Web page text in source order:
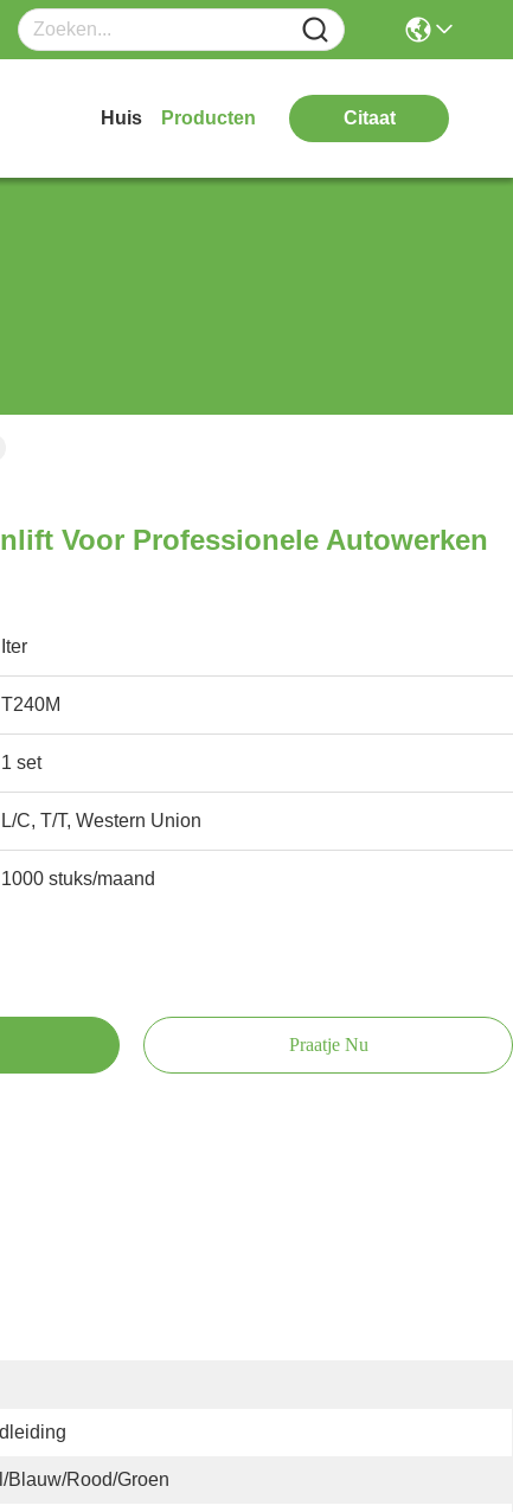
Huis Producten Citaat
Voor Professionele Autowerken
Iter
T240M
1 set
L/C, T/T, Western Union
1000 stuks/maand
Praatje Nu
blauw/rood/groen